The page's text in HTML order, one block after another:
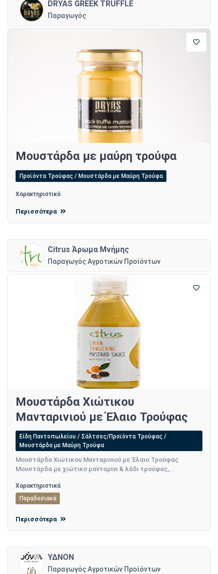
DRYAS GREEK TRUFFLE
Παραγωγός
Μουστάρδα με μαύρη τρούφα
Προϊόντα Τρούφας / Μουστάρδα με Μαύρη Τρούφα
Χαρακτηριστικά
Περισσότερα
Citrus Άρωμα Μνήμης
Παραγωγός Αγροτικών Προϊόντων
Μουστάρδα Χιώτικου
Μανταρινιού με Έλαιο Τρούφας
Είδη Παντοπωλείου / Σάλτσες/Προϊόντα Τρούφας /
Μουστάρδα με Μαύρη Τρούφα
Μουστάρδα Χιώτικου Μανταρινιού με Έλαιο Τρούφας
Μουστάρδα με χιώτικο μανταρίνι & λάδι τρούφας,...
Χαρακτηριστικά
Παραδοσιακά
Περισσότερα
ΥΔΝΟΝ
Παραγωγός Αγροτικών Προϊόντων